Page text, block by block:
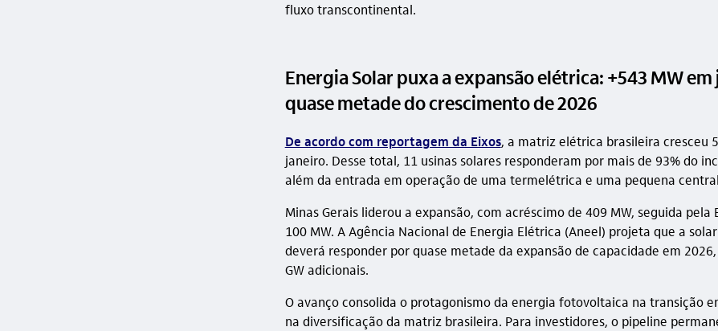
fluxo transcontinental.
Energia Solar puxa a expansão elétrica: +543 MW
quase metade do crescimento de 2026
De acordo com reportagem da Eixos, a matriz elétrica brasileira cresceu
janeiro. Desse total, 11 usinas solares responderam por mais de 93% do
além da entrada em operação de uma termelétrica e uma pequena
Minas Gerais liderou a expansão, com acréscimo de 409 MW, seguida pela
100 MW. A Agência Nacional de Energia Elétrica (Aneel) projeta que a
deverá responder por quase metade da expansão de capacidade em
GW adicionais.
O avanço consolida o protagonismo da energia fotovoltaica na transição
na diversificação da matriz brasileira. Para investidores, o pipeline